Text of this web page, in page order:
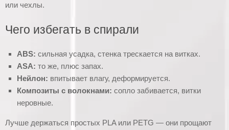
или чехлы.
Чего избегать в спирали
ABS: сильная усадка, стенка трескается на витках.
ASA: то же, плюс запах.
Нейлон: впитывает влагу, деформируется.
Композиты с волокнами: сопло забивается, витки
неровные.
Лучше держаться простых PLA или PETG — они прощают